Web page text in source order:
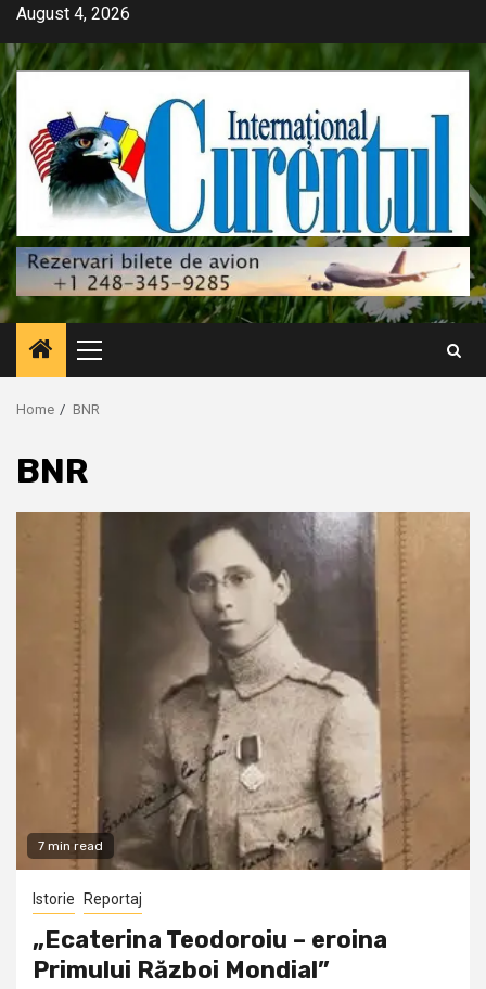
Skip
content
August 4, 2026
Primary
Menu
Home BNR
BNR
7 min read
Istorie Reportaj
„Ecaterina Teodoroiu – eroina
Primului Război Mondial”